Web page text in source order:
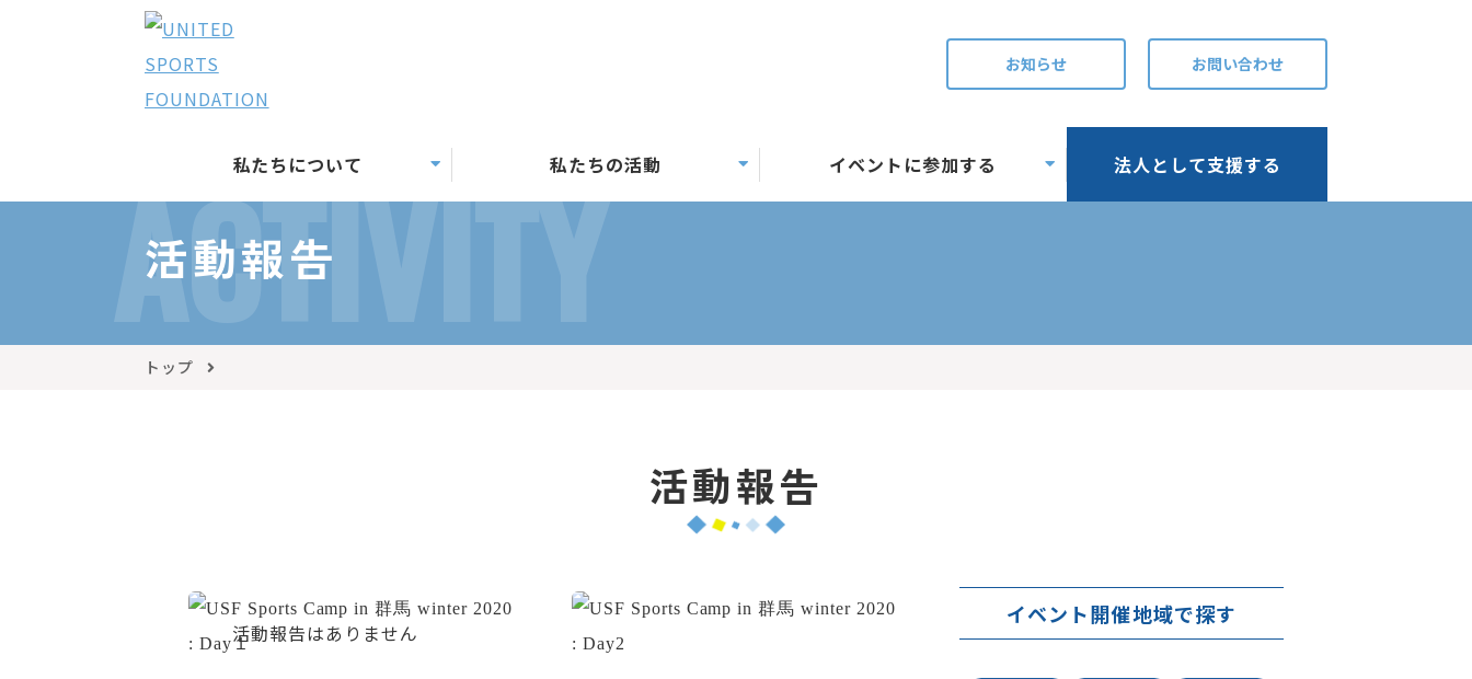
お知らせ お問い合わせ
私たちについて 私たちの活動 イベントに参加する 法人として支援する
ACTIVITY
活動報告
トップ
活動報告
イベント開催地域で探す